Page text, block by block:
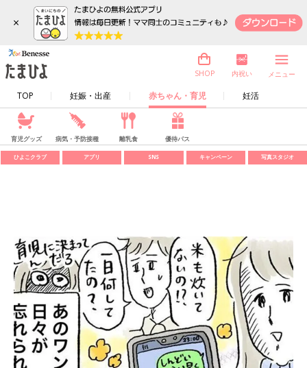
×
TOP 妊娠・出産 赤ちゃん・育児 妊活
SHOP 内祝い メニュー
育児グッズ 病気・予防接種 離乳食 優待パス
ひよこクラブ アプリ SNS キャンペーン 写真スタジオ